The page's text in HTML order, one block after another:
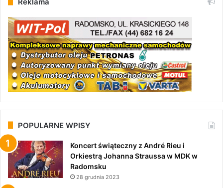
POPULARNE WPISY
Koncert świąteczny z André Rieu i
Orkiestrą Johanna Straussa w MDK w
Radomsku
28 grudnia 2023